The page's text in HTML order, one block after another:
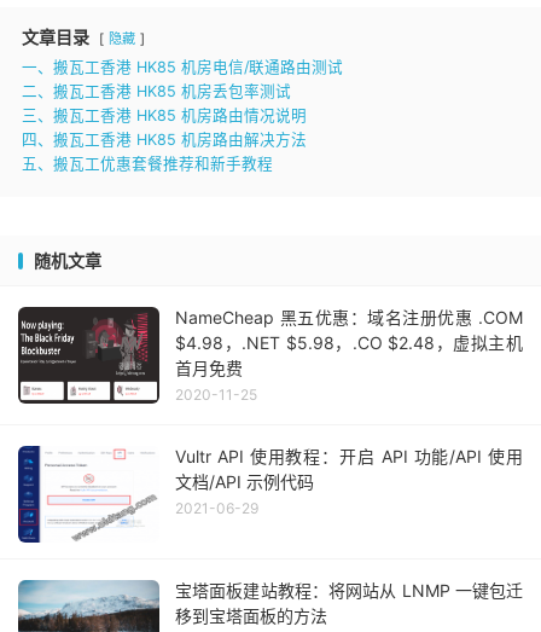
文章目录 隐藏
一、搬瓦工香港 HK85 机房电信/联通路由测试
二、搬瓦工香港 HK85 机房丢包率测试
三、搬瓦工香港 HK85 机房路由情况说明
四、搬瓦工香港 HK85 机房路由解决方法
五、搬瓦工优惠套餐推荐和新手教程
随机文章
NameCheap 黑五优惠：域名注册优惠 .COM
$4.98，.NET $5.98，.CO $2.48，虚拟主机
首月免费
2020-11-25
Vultr API 使用教程：开启 API 功能/API 使用
文档/API 示例代码
2021-06-29
宝塔面板建站教程：将网站从 LNMP 一键包迁
移到宝塔面板的方法